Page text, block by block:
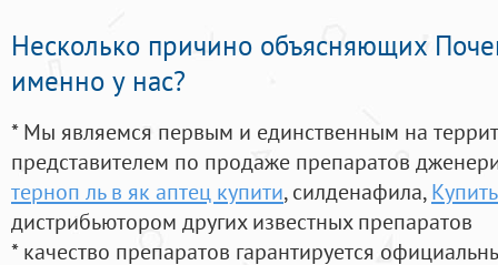
Несколько причино объясняющих
именно у нас?
* Мы являемся первым и единственным на
представителем по продаже препаратов
терноп ль в як аптец купити, силденафила,
дистрибьютором других известных препаратов
* качество препаратов гарантируется